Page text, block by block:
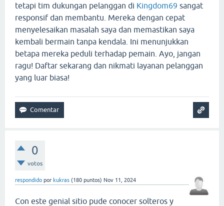
tetapi tim dukungan pelanggan di Kingdom69 sangat
responsif dan membantu. Mereka dengan cepat
menyelesaikan masalah saya dan memastikan saya
kembali bermain tanpa kendala. Ini menunjukkan
betapa mereka peduli terhadap pemain. Ayo, jangan
ragu! Daftar sekarang dan nikmati layanan pelanggan
yang luar biasa!
0
votos
respondido por kukras (180 puntos) Nov 11, 2024
Con este genial sitio pude conocer solteros y